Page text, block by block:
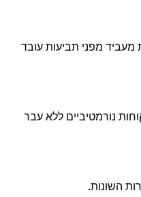
מעביד מפני תביעות עובד
נורמטיביים ללא עבר
השונות.